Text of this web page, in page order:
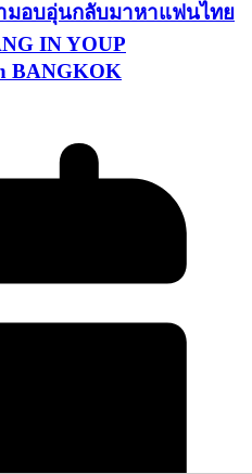
มอบอุ่นกลับมาหาแฟนไทย
IN YOUP
BANGKOK